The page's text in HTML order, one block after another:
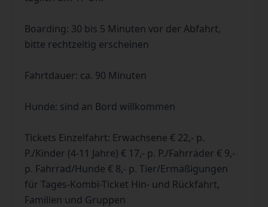
Boarding: 30 bis 5 Minuten vor der Abfahrt,
bitte rechtzeitig erscheinen
Fahrtdauer: ca. 90 Minuten
Hunde: sind an Bord willkommen
Tickets Einzelfahrt: Erwachsene € 22,- p.
P./Kinder (4-11 Jahre) € 17,- p. P./Fahrräder € 9,-
p. Fahrrad/Hunde € 8,- p. Tier/Ermäßigungen
für Tages-Kombi-Ticket Hin- und Rückfahrt,
Familien und Gruppen